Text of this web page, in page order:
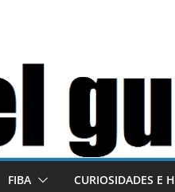
FIBA CURIOSIDADES E